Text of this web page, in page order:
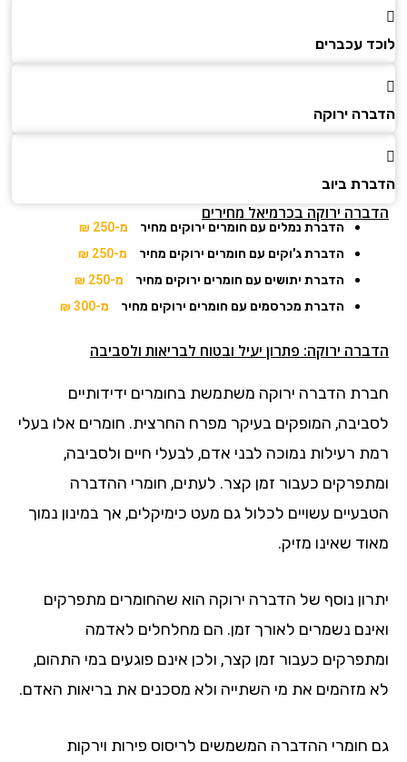
לוכד עכברים
הדברה ירוקה
הדברת ביוב
הדברה ירוקה בכרמיאל מחירים
הדברת נמלים עם חומרים ירוקים מחיר
מ-250 ₪
הדברת ג'וקים עם חומרים ירוקים מחיר
מ-250 ₪
הדברת יתושים עם חומרים ירוקים מחיר
מ-250 ₪
הדברת מכרסמים עם חומרים ירוקים מחיר
מ-300 ₪
הדברה ירוקה: פתרון יעיל ובטוח לבריאות ולסביבה
חברת הדברה ירוקה משתמשת בחומרים ידידותיים
לסביבה, המופקים בעיקר מפרח החרצית. חומרים אלו בעלי
רמת רעילות נמוכה לבני אדם, לבעלי חיים ולסביבה,
ומתפרקים כעבור זמן קצר. לעתים, חומרי ההדברה
הטבעיים עשויים לכלול גם מעט כימיקלים, אך במינון נמוך
מאוד שאינו מזיק.
יתרון נוסף של הדברה ירוקה הוא שהחומרים מתפרקים
ואינם נשמרים לאורך זמן. הם מחלחלים לאדמה
ומתפרקים כעבור זמן קצר, ולכן אינם פוגעים במי התהום,
לא מזהמים את מי השתייה ולא מסכנים את בריאות האדם.
גם חומרי ההדברה המשמשים לריסוס פירות וירקות